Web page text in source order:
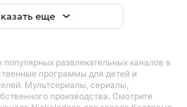
еще
развлекательных каналов в
программы для детей и
Мультсериалы, сериалы,
производства. Смотрите